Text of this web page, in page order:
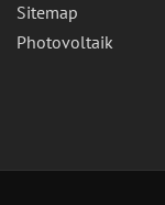
Sitemap
Photovoltaik